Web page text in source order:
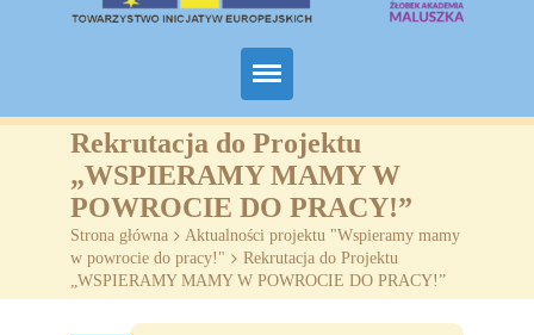
Home
O nas
Projekty
Żłobki
Rekrutacja do Projektu
„WSPIERAMY MAMY W
POWROCIE DO PRACY!”
Strona główna > Aktualności projektu "Wspieramy mamy
w powrocie do pracy!" > Rekrutacja do Projektu
„WSPIERAMY MAMY W POWROCIE DO PRACY!”